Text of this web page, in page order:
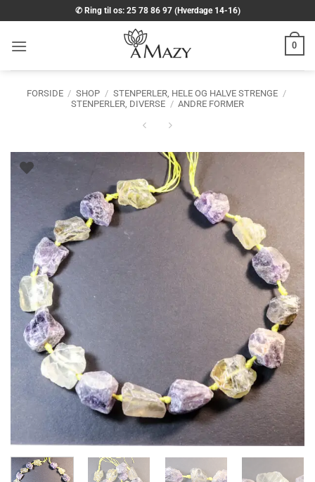
til
indhold
✆ Ring til os: 25 78 86 97 (Hverdage 14-16)
0
FORSIDE / SHOP / STENPERLER, HELE OG HALVE STRENGE /
STENPERLER, DIVERSE / ANDRE FORMER